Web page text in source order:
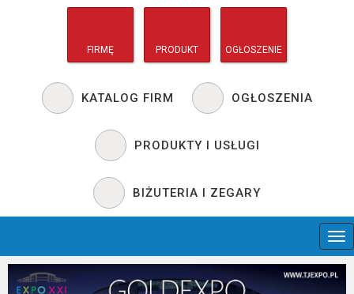
FIRMĘ PRODUKT OGŁOSZENIE
KATALOG FIRM OGŁOSZENIA
PRODUKTY I USŁUGI
BIŻUTERIA I ZEGARY